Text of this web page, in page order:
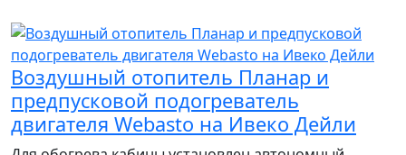
Воздушный отопитель Планар и
предпусковой подогреватель
двигателя Webasto на Ивеко Дейли